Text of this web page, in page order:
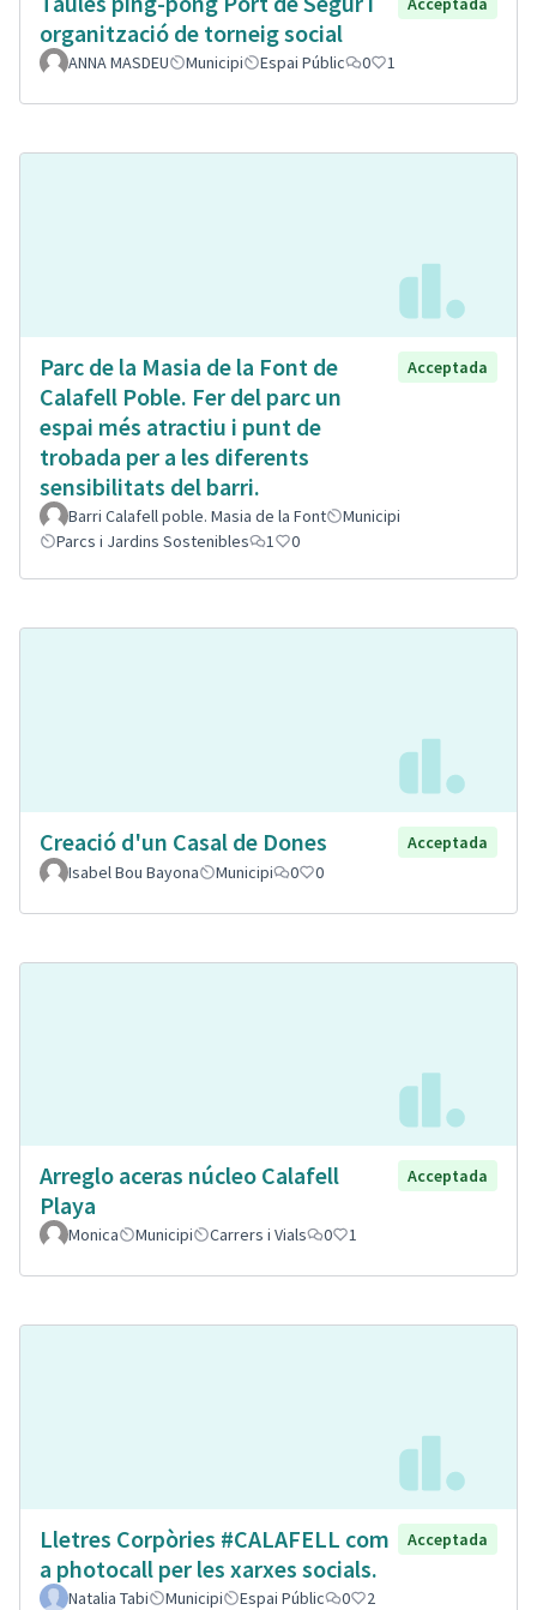
organització de torneig social
ANNA MASDEU Municipi Espai Públic 0 1
Parc de la Masia de la Font de
Calafell Poble. Fer del parc un
espai més atractiu i punt de
trobada per a les diferents
sensibilitats del barri.
Acceptada
Barri Calafell poble. Masia de la Font
Municipi
Parcs i Jardins Sostenibles
1 0
Creació d'un Casal de Dones
Acceptada
Isabel Bou Bayona
Municipi 0 0
Arreglo aceras núcleo Calafell
Playa
Acceptada
Monica Municipi Carrers i Vials 0 1
Lletres Corpòries #CALAFELL com
a photocall per les xarxes socials.
Acceptada
Natalia Tabi Municipi Espai Públic 0 2